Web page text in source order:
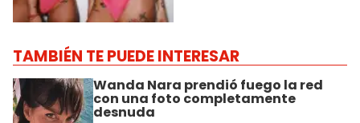
TAMBIÉN TE PUEDE INTERESAR
Wanda Nara prendió fuego la red
con una foto completamente
desnuda